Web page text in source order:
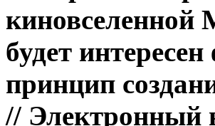
киновселенной
будет
принцип
// Электронный